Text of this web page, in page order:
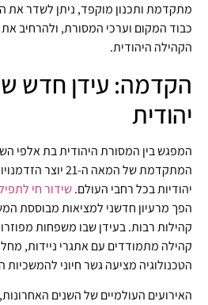
מתקדמת ותכנון מוקפד, ניתן לשדר את
כבוד המקום וערכי המסורת, ולהרחיב
הקהילה היהודית.
הקדמה: עידן חדש
יהודית
המפגש בין המסורת היהודית בת אלפי
המתקדמת של המאה ה-
יהודיות בכל רחבי העולם.שידור חי
הפך מרעיון חדשני למציאות מבוססת
קהילות רבות. בעידן שבו משפחות
קהילה מתמודדים עם אתגרי ניידות,
הטכנולוגיה מציעה גשר חיוני
האירועים העולמיים של השנים